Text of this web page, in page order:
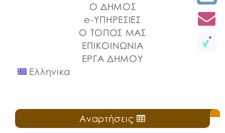
Ο ΔΗΜΟΣ
e-ΥΠΗΡΕΣΙΕΣ
Ο ΤΟΠΟΣ ΜΑΣ
ΕΠΙΚΟΙΝΩΝΙΑ
ΕΡΓΑ ΔΗΜΟΥ
Ελληνικα
Αναρτήσεις